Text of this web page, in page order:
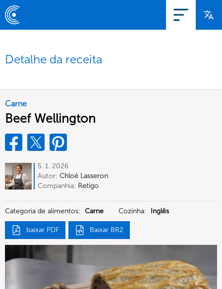
Detalhe da receita
Carne
Beef Wellington
5. 1. 2026
Autor: Chloé Lasseron
Companhia: Retigo
Categoria de alimentos: Carne Cozinha: Inglês
baixar PDF Baixar BR2